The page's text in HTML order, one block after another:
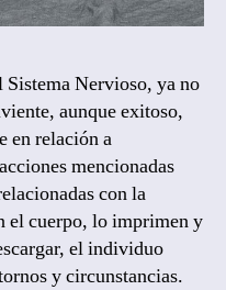
Sistema Nervioso, ya no
aunque exitoso,
en relación a
mencionadas
con la
el cuerpo, lo imprimen y
el individuo
y circunstancias.